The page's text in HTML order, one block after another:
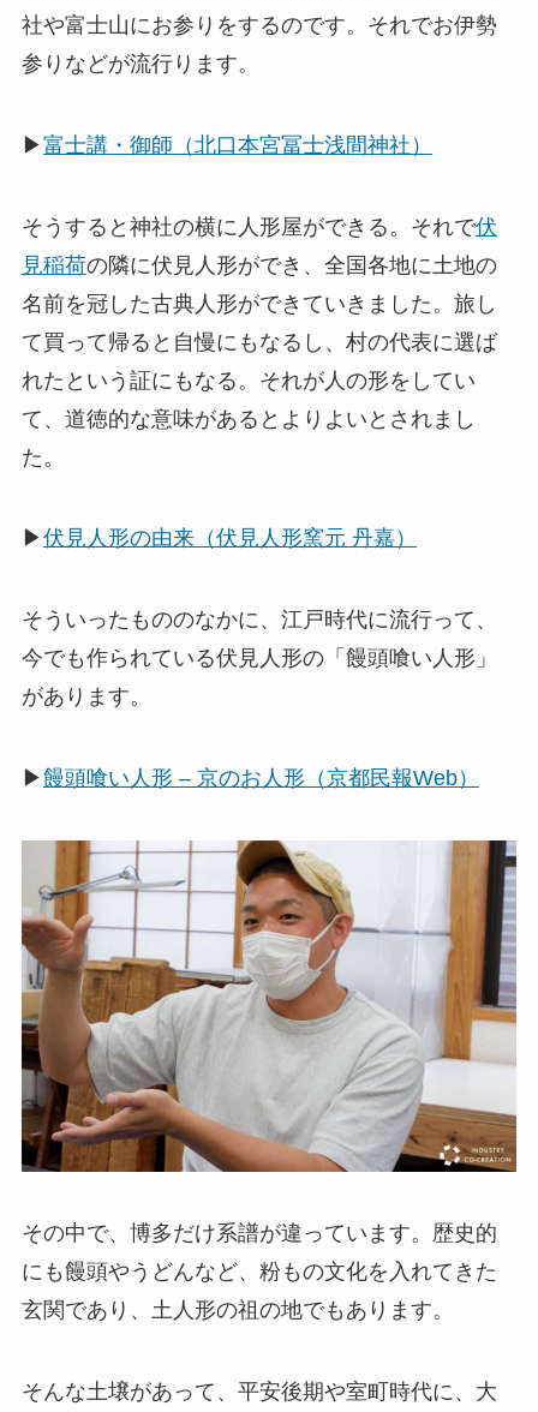
社や富士山にお参りをするのです。それでお伊勢
参りなどが流行ります。
▶富士講・御師（北口本宮冨士浅間神社）
そうすると神社の横に人形屋ができる。それで伏
見稲荷の隣に伏見人形ができ、全国各地に土地の
名前を冠した古典人形ができていきました。旅し
て買って帰ると自慢にもなるし、村の代表に選ば
れたという証にもなる。それが人の形をしてい
て、道徳的な意味があるとよりよいとされまし
た。
▶伏見人形の由来（伏見人形窯元 丹嘉）
そういったもののなかに、江戸時代に流行って、
今でも作られている伏見人形の「饅頭喰い人形」
があります。
▶饅頭喰い人形 – 京のお人形（京都民報Web）
その中で、博多だけ系譜が違っています。歴史的
にも饅頭やうどんなど、粉もの文化を入れてきた
玄関であり、土人形の祖の地でもあります。
そんな土壌があって、平安後期や室町時代に、大